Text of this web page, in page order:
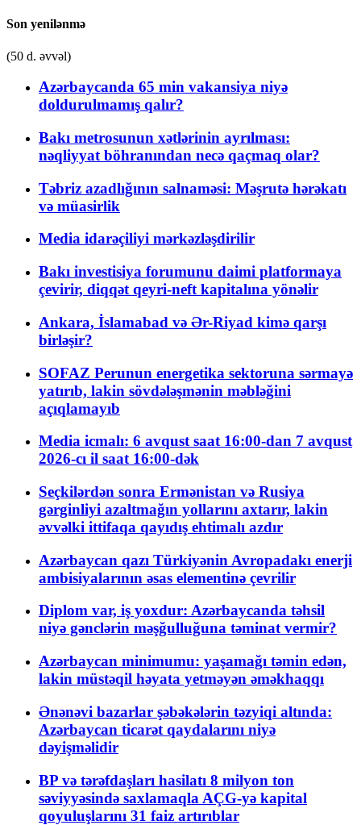
Son yenilənmə
(50 d. əvvəl)
Azərbaycanda 65 min vakansiya niyə
doldurulmamış qalır?
Bakı metrosunun xətlərinin ayrılması:
nəqliyyat böhranından necə qaçmaq olar?
Təbriz azadlığının salnaməsi: Məşrutə hərəkatı
və müasirlik
Media idarəçiliyi mərkəzləşdirilir
Bakı investisiya forumunu daimi platformaya
çevirir, diqqət qeyri-neft kapitalına yönəlir
Ankara, İslamabad və Ər-Riyad kimə qarşı
birləşir?
SOFAZ Perunun energetika sektoruna sərmayə
yatırıb, lakin sövdələşmənin məbləğini
açıqlamayıb
Media icmalı: 6 avqust saat 16:00-dan 7 avqust
2026-cı il saat 16:00-dək
Seçkilərdən sonra Ermənistan və Rusiya
gərginliyi azaltmağın yollarını axtarır, lakin
əvvəlki ittifaqa qayıdış ehtimalı azdır
Azərbaycan qazı Türkiyənin Avropadakı enerji
ambisiyalarının əsas elementinə çevrilir
Diplom var, iş yoxdur: Azərbaycanda təhsil
niyə gənclərin məşğulluğuna təminat vermir?
Azərbaycan minimumu: yaşamağı təmin edən,
lakin müstəqil həyata yetməyən əməkhaqqı
Ənənəvi bazarlar şəbəkələrin təzyiqi altında:
Azərbaycan ticarət qaydalarını niyə
dəyişməlidir
BP və tərəfdaşları hasilatı 8 milyon ton
səviyyəsində saxlamaqla AÇG-yə kapital
qoyuluşlarını 31 faiz artırıblar